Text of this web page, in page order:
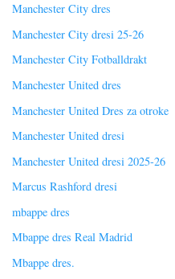
Manchester City dres
Manchester City dresi 25-26
Manchester City Fotballdrakt
Manchester United dres
Manchester United Dres za otroke
Manchester United dresi
Manchester United dresi 2025-26
Marcus Rashford dresi
mbappe dres
Mbappe dres Real Madrid
Mbappe dres.